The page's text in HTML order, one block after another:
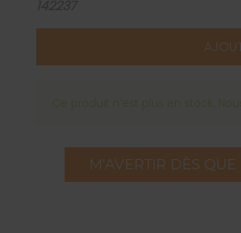
Ce produit n’est plus en stock.
M'AVERTIR DÈS